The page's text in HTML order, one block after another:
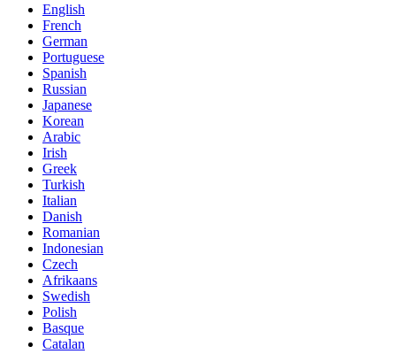
English
French
German
Portuguese
Spanish
Russian
Japanese
Korean
Arabic
Irish
Greek
Turkish
Italian
Danish
Romanian
Indonesian
Czech
Afrikaans
Swedish
Polish
Basque
Catalan